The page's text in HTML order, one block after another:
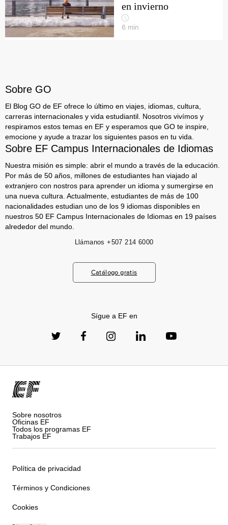
en invierno
6 min
Sobre GO
El Blog GO de EF ofrece lo último en viajes, idiomas, cultura,
carreras internacionales y vida estudiantil. Nosotros vivímos y
respiramos estos temas en EF y esperamos que GO te inspire,
emocione y ayude a trazar los siguientes pasos en tu vida.
Sobre EF Campus Internacionales de Idiomas
Nuestra misión es simple: abrir el mundo a través de la educación.
Por más de 50 años, millones de estudiantes han viajado al
extranjero con nostros para aprender un idioma y sumergirse en
una nueva cultura. Actualmente, estudiantes de más de 100
nacionalidades estudian uno de los 9 idiomas disponibles en
nuestros 50 EF Campus Internacionales de Idiomas en 19 países
alrededor del mundo.
Llámanos +507 214 6000
Catálogo gratis
Sígue a EF en
Sobre nosotros
Oficinas EF
Todos los programas EF
Trabajos EF
Política de privacidad
Términos y Condiciones
Cookies